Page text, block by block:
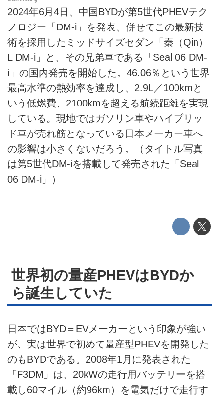
HOME
EV
電動バイク
電動キックボード
ライフスタイル
テクノロジー
このメディアについて
ライター名簿
お問い合せ
2024年6月4日、中国BYDが第5世代PHEVテク
ノロジー「DM-i」を発表、併せてこの最新技
術を採用したミッドサイズセダン「秦（Qin）
L DM-i」と、その兄弟車である「Seal 06 DM-
i」の国内発売を開始した。46.06％という世界
最高水準の熱効率を達成し、2.9L／100kmと
いう低燃費、2100kmを超える航続距離を実現
している。現地ではガソリン車やハイブリッ
ド車が売れ筋となっている日本メーカー車へ
の影響は小さくないだろう。（タイトル写真
は第5世代DM-iを搭載して発売された「Seal
06 DM-i」）
世界初の量産PHEVはBYDか
ら誕生していた
日本ではBYD＝EVメーカーという印象が強い
が、実は世界で初めて量産型PHEVを開発した
のもBYDである。2008年1月に発表された
「F3DM」は、20kWの走行用バッテリーを搭
載し60マイル（約96km）を電気だけで走行す